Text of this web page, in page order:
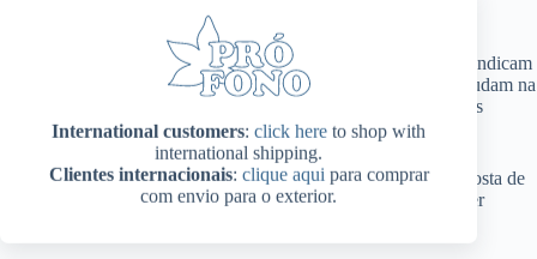
International customers: click here to shop with
international shipping.
Clientes internacionais: clique aqui para comprar
com envio para o exterior.
disponibilizada em forma de aplicativo
Preditores de linguagem são comportamentos observáveis que indicam
como uma criança tende a desenvolver a comunicação oral. Ajudam na
identificação do progresso ou possíveis atrasos antes mesmo das
primeiras palavras surgirem.
Esse livro interativo apresenta, além da parte teórica, uma proposta de
registro e observação desses preditores de linguagem, e pode ser